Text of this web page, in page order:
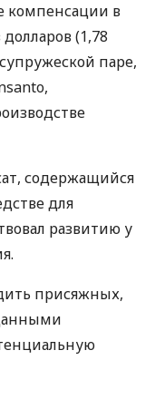
компенсации в
(1,78
паре,
содержащийся
для
развитию у
присяжных,